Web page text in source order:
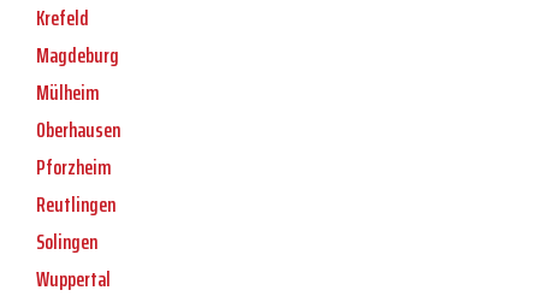
Krefeld
Magdeburg
Mülheim
Oberhausen
Pforzheim
Reutlingen
Solingen
Wuppertal